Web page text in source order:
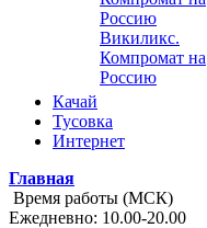
Викиликс.
Компромат на
Россию
Качай
Тусовка
Интернет
Главная
Время работы (МСК)
Ежедневно: 10.00-20.00